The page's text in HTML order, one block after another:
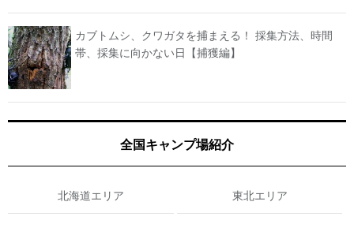
カブトムシ、クワガタを捕まえる！ 採集方法、時間
帯、採集に向かない日【捕獲編】
全国キャンプ場紹介
北海道エリア 東北エリア